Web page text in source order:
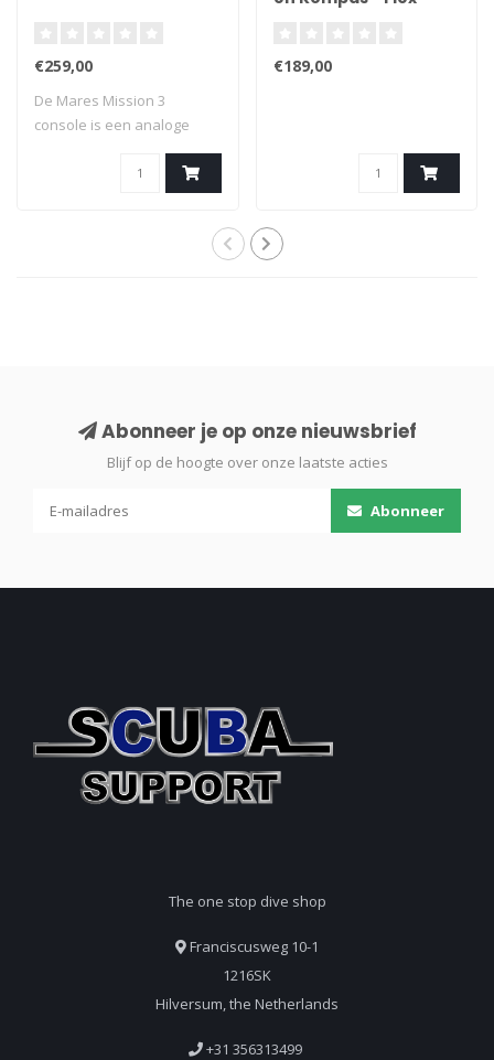
€259,00
De Mares Mission 3
console is een analoge
console met mano- ..
€189,00
Abonneer je op onze nieuwsbrief
Blijf op de hoogte over onze laatste acties
Abonneer
The one stop dive shop
Franciscusweg 10-1
1216SK
Hilversum, the Netherlands
+31 356313499